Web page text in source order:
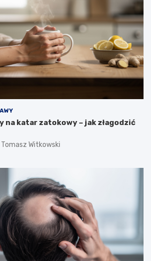
na katar zatokowy – jak złagodzić
Tomasz Witkowski